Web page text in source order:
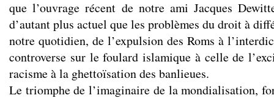
que l’ouvrage récent de notre ami Jacques
d’autant plus actuel que les problèmes du droit à
notre quotidien, de l’expulsion des Roms à
controverse sur le foulard islamique à celle de
racisme à la ghettoïsation des banlieues.
Le triomphe de l’imaginaire de la mondialisation,